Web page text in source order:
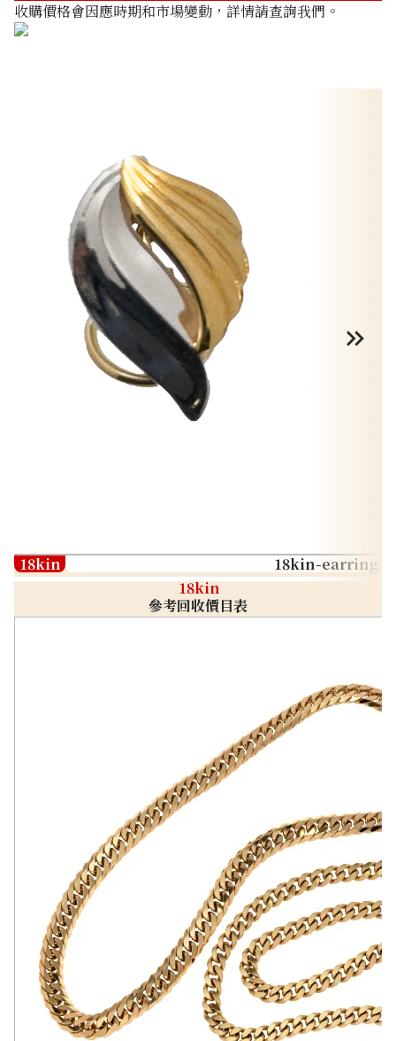
收購價格會因應時期和市場變動，詳情請查詢我們。
18kin
18kin-earrings
18kin
參考回收價目表